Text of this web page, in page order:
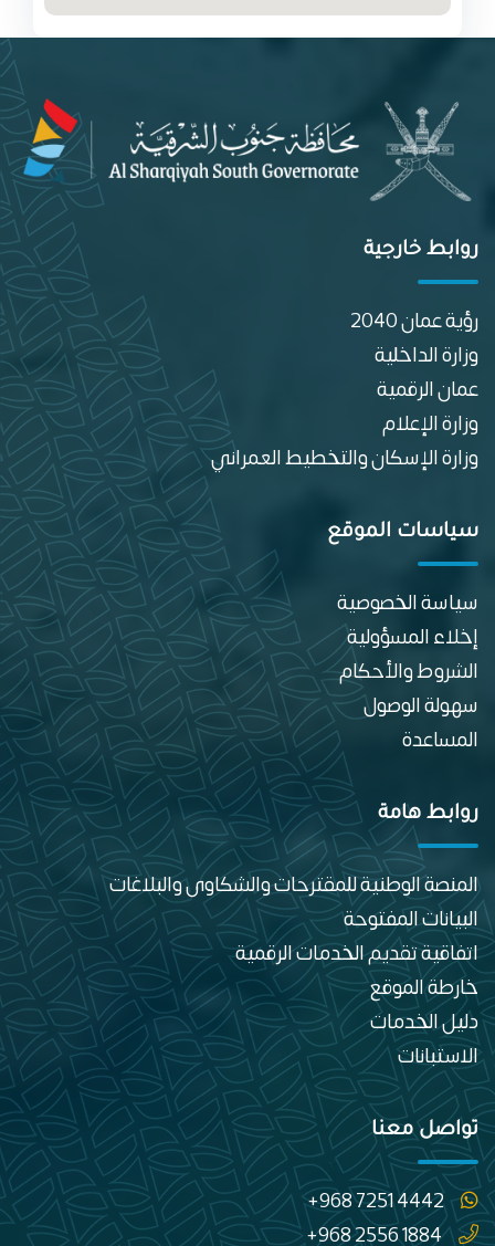
روابط خارجية
رؤية عمان 2040
وزارة الداخلية
عمان الرقمية
وزارة الإعلام
وزارة الإسكان والتخطيط العمراني
سياسات الموقع
سياسة الخصوصية
إخلاء المسؤولية
الشروط والأحكام
سهولة الوصول
المساعدة
روابط هامة
المنصة الوطنية للمقترحات والشكاوى والبلاغات
البيانات المفتوحة
اتفاقية تقديم الخدمات الرقمية
خارطة الموقع
دليل الخدمات
الاستبانات
تواصل معنا
+968 7251 4442
+968 2556 1884